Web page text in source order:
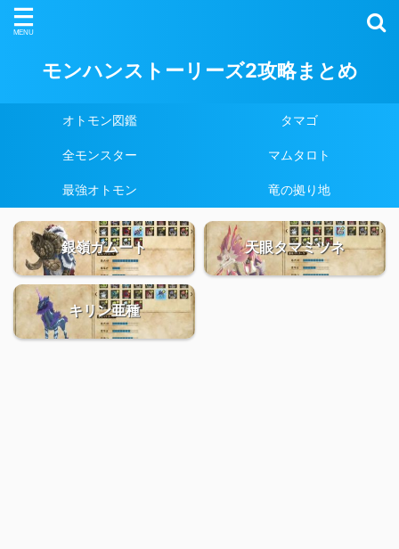
モンハンストーリーズ2攻略まとめ
オトモン図鑑 タマゴ
全モンスター マムタロト
最強オトモン 竜の拠り地
銀嶺ガムート 天眼タマミツネ
キリン亜種